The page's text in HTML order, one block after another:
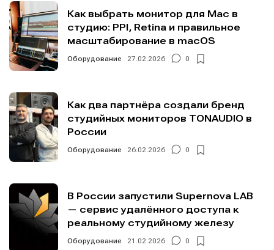
Как выбрать монитор для Mac в
студию: PPI, Retina и правильное
масштабирование в macOS
Оборудование 27.02.2026 0
Как два партнёра создали бренд
студийных мониторов TONAUDIO в
России
Оборудование 26.02.2026 0
В России запустили Supernova LAB
— сервис удалённого доступа к
реальному студийному железу
Оборудование 21.02.2026 0